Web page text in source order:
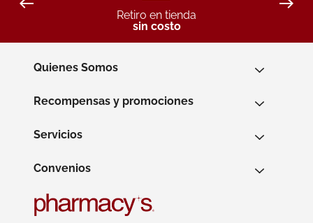
Retiro en tienda
sin costo
Quienes Somos
Recompensas y promociones
Servicios
Convenios